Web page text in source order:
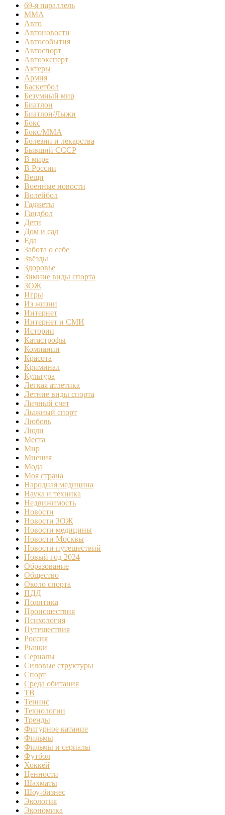
69-я параллель
MMA
Авто
Автоновости
Автособытия
Автоспорт
Автоэксперт
Актеры
Армия
Баскетбол
Безумный мир
Биатлон
Биатлон/Лыжи
Бокс
Бокс/MMA
Болезни и лекарства
Бывший СССР
В мире
В России
Вещи
Военные новости
Волейбол
Гаджеты
Гандбол
Дети
Дом и сад
Еда
Забота о себе
Звёзды
Здоровье
Зимние виды спорта
ЗОЖ
Игры
Из жизни
Интернет
Интернет и СМИ
Истории
Катастрофы
Компании
Красота
Криминал
Культура
Легкая атлетика
Летние виды спорта
Личный счет
Лыжный спорт
Любовь
Люди
Места
Мир
Мнения
Мода
Моя страна
Народная медицина
Наука и техника
Недвижимость
Новости
Новости ЗОЖ
Новости медицины
Новости Москвы
Новости путешествий
Новый год 2024
Образование
Общество
Около спорта
ПДД
Политика
Происшествия
Психология
Путешествия
Россия
Рынки
Сериалы
Силовые структуры
Спорт
Среда обитания
ТВ
Теннис
Технологии
Тренды
Фигурное катание
Фильмы
Фильмы и сериалы
Футбол
Хоккей
Ценности
Шахматы
Шоу-бизнес
Экология
Экономика